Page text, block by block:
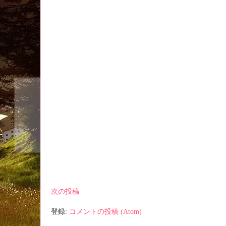
次の投稿
登録: コメントの投稿 (Atom)